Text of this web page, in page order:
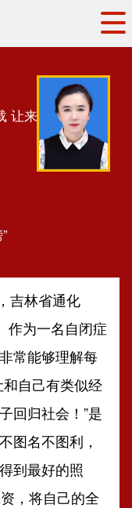
地方交流
文明创建
文明矩阵
让来
林省通化
作为一名自闭症
常能够理解每
自己有类似经
回归社会！”是
图名不图利，
到最好的照
，将自己的全